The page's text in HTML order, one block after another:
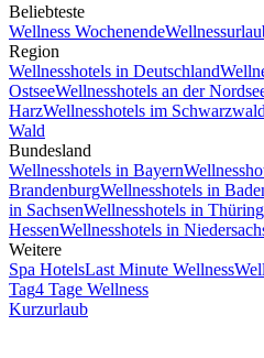
Beliebteste
Wellness Wochenende
Region
Wellnesshotels in Deutschland
OstseeWellnesshotels an der
HarzWellnesshotels im Schwarzwald
Wald
Bundesland
Wellnesshotels in Bayern
BrandenburgWellnesshotels in
in SachsenWellnesshotels in
HessenWellnesshotels in
Weitere
Spa HotelsLast Minute Wellness
Tag4 Tage Wellness
Kurzurlaub